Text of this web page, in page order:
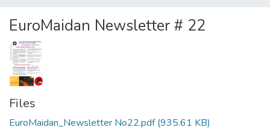
All of DSpace
Statistics
EuroMaidan Newsletter # 22
Files
EuroMaidan_Newsletter No22.pdf(935.61 KB)